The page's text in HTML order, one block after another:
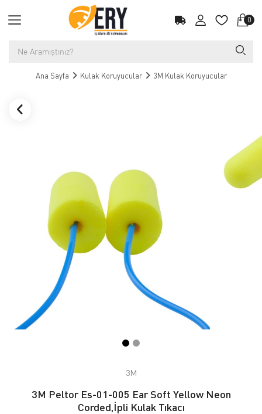
0
Ana Sayfa Kulak Koruyucular 3M Kulak Koruyucular
3M
3M Peltor Es-01-005 Ear Soft Yellow Neon
Corded,İpli Kulak Tıkacı